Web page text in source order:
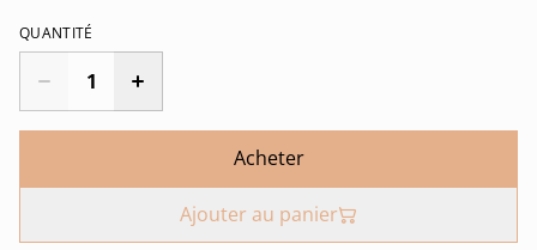
QUANTITÉ
Acheter
Ajouter au panier